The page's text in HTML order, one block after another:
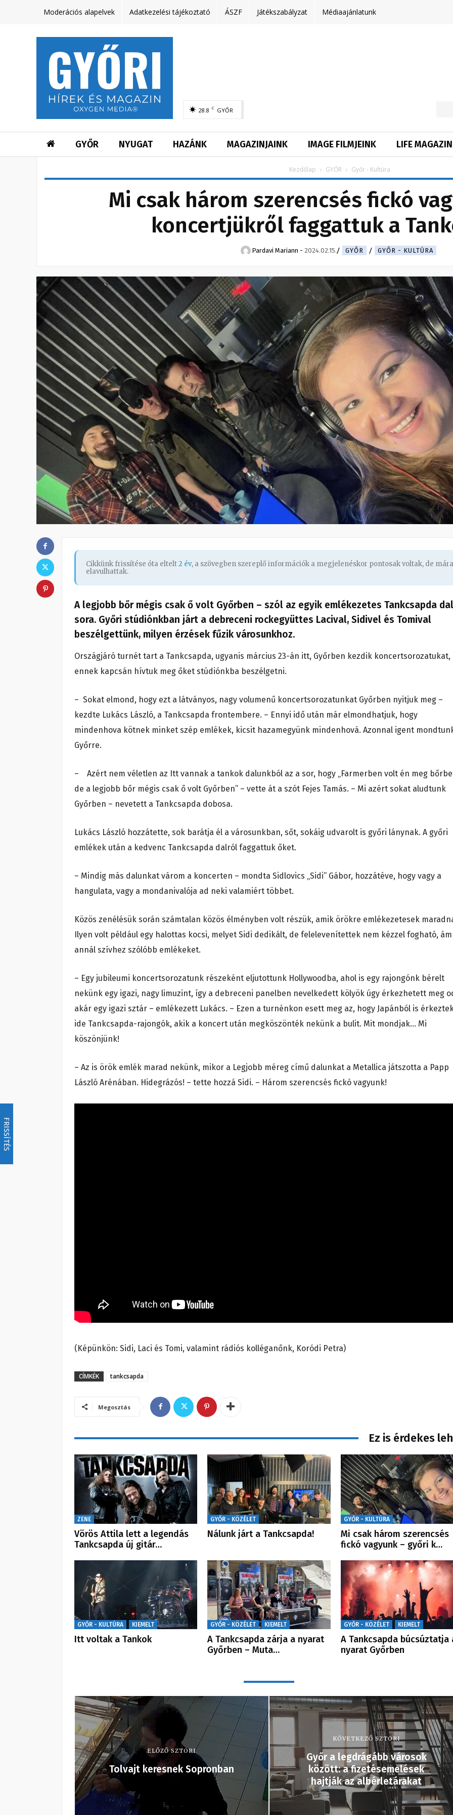
FRISSÍTÉS
Moderációs alapelvek Adatkezelési tájékoztató ÁSZF Játékszabályzat Médiaajánlatunk
28.8 C GYŐR
GYŐR NYUGAT HAZÁNK MAGAZINJAINK IMAGE FILMJEINK LIFE MAGAZIN
Kezdőlap GYŐR Győr - Kultúra
Mi csak három szerencsés fickó
koncertjükről faggattuk a
Pardavi Mariann - 2024.02.15. GYŐR GYŐR - KULTÚRA
Cikkünk frissítése óta eltelt2 év, a szövegben szereplő információk a megjelenéskor pontosak voltak, de mára
elavulhattak.
A legjobb bőr mégis csak ő volt Győrben – szól az egyik emlékezetes Tankcsapda dal
sora. Győri stúdiónkban járt a debreceni rockegyüttes Lacival, Sidivel és Tomival
beszélgettünk, milyen érzések fűzik városunkhoz.
Országjáró turnét tart a Tankcsapda, ugyanis március 23-án itt, Győrben kezdik koncertsorozatukat,
ennek kapcsán hívtuk meg őket stúdiónkba beszélgetni.
– Sokat elmond, hogy ezt a látványos, nagy volumenű koncertsorozatunkat Győrben nyitjuk meg –
kezdte Lukács László, a Tankcsapda frontembere. – Ennyi idő után már elmondhatjuk, hogy
mindenhova kötnek minket szép emlékek, kicsit hazamegyünk mindenhová. Azonnal igent
Győrre.
– Azért nem véletlen az Itt vannak a tankok dalunkból az a sor, hogy „Farmerben volt én meg
de a legjobb bőr mégis csak ő volt Győrben” – vette át a szót Fejes Tamás. – Mi azért sokat aludtunk
Győrben – nevetett a Tankcsapda dobosa.
Lukács László hozzátette, sok barátja él a városunkban, sőt, sokáig udvarolt is győri lánynak. A győri
emlékek után a kedvenc Tankcsapda dalról faggattuk őket.
– Mindig más dalunkat várom a koncerten – mondta Sidlovics „Sidi” Gábor, hozzátéve, hogy vagy a
hangulata, vagy a mondanivalója ad neki valamiért többet.
Közös zenélésük során számtalan közös élményben volt részük, amik örökre emlékezetesek
Ilyen volt például egy halottas kocsi, melyet Sidi dedikált, de felelevenítettek nem kézzel fogható, ám
annál szívhez szólóbb emlékeket.
– Egy jubileumi koncertsorozatunk részeként eljutottunk Hollywoodba, ahol is egy rajongónk bérelt
nekünk egy igazi, nagy limuzint, így a debreceni panelben nevelkedett kölyök úgy érkezhetett meg
akár egy igazi sztár – emlékezett Lukács. – Ezen a turnénkon esett meg az, hogy Japánból is
ide Tankcsapda-rajongók, akik a koncert után megköszönték nekünk a bulit. Mit mondjak… Mi
köszönjünk!
– Az is örök emlék marad nekünk, mikor a Legjobb méreg című dalunkat a Metallica játszotta a Papp
László Arénában. Hidegrázós! – tette hozzá Sidi. – Három szerencsés fickó vagyunk!
(Képünkön: Sidi, Laci és Tomi, valamint rádiós kolléganőnk, Koródi Petra)
CÍMKÉK tankcsapda
Megosztás
Ez is érdekes
ZENE
Vörös Attila lett a legendás
Tankcsapda új gitár…
GYŐR - KÖZÉLET
Nálunk járt a Tankcsapda!
GYŐR - KULTÚRA
Mi csak három szerencsés
fickó vagyunk – győri k…
GYŐR - KULTÚRA KIEMELT
Itt voltak a Tankok
GYŐR - KÖZÉLET KIEMELT
A Tankcsapda zárja a nyarat
Győrben – Muta…
GYŐR - KÖZÉLET KIEMELT
A Tankcsapda búcsúztatja
nyarat Győrben
ELŐZŐ SZTORI
Tolvajt keresnek Sopronban
KÖVETKEZŐ SZTORI
Győr a legdrágább városok
között: a fizetésemelések
hajtják az albérletárakat